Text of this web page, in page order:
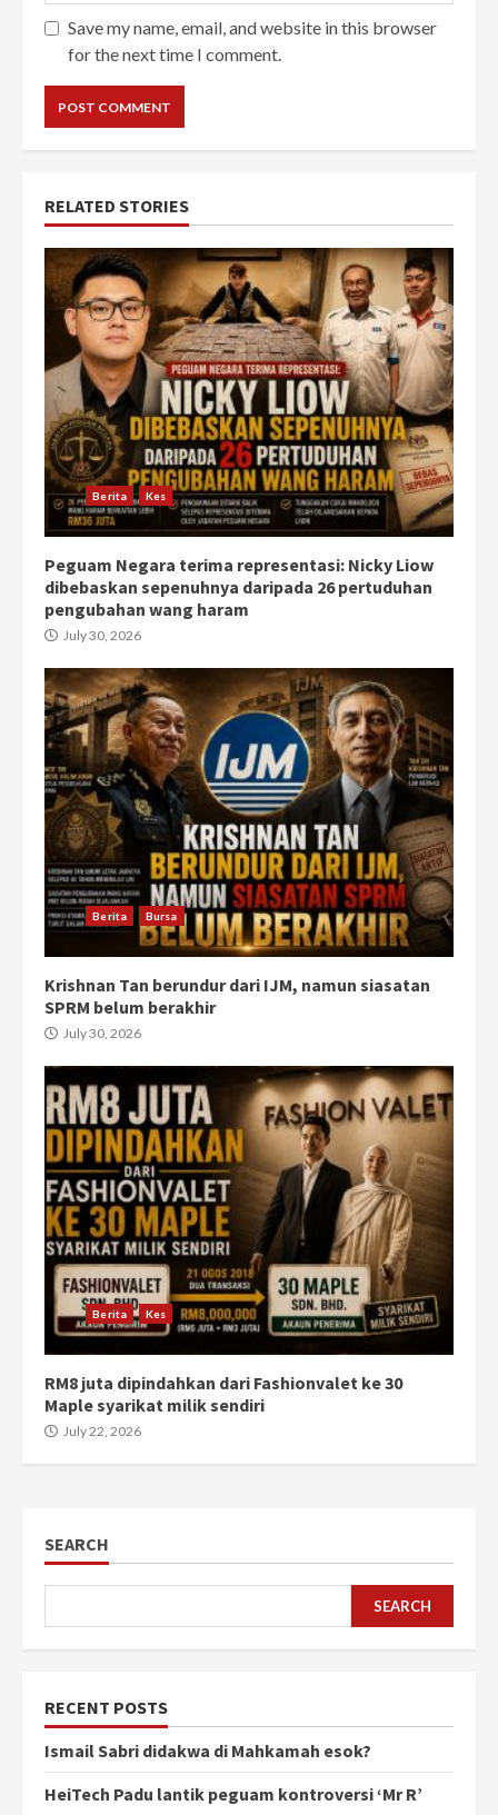
Save my name, email, and website in this browser
for the next time I comment.
RELATED STORIES
Berita Kes
Peguam Negara terima representasi: Nicky Liow
dibebaskan sepenuhnya daripada 26 pertuduhan
pengubahan wang haram
July 30, 2026
Berita Bursa
Krishnan Tan berundur dari IJM, namun siasatan
SPRM belum berakhir
July 30, 2026
Berita Kes
RM8 juta dipindahkan dari Fashionvalet ke 30
Maple syarikat milik sendiri
July 22, 2026
SEARCH
SEARCH
RECENT POSTS
Ismail Sabri didakwa di Mahkamah esok?
HeiTech Padu lantik peguam kontroversi ‘Mr R’